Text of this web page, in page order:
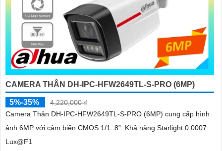
CAMERA THÂN DH-IPC-HFW2649TL-S-PRO (6MP)
5%-35%
4,220,000 ₫
Camera Thân DH-IPC-HFW2649TL-S-PRO (6MP) cung cấp hình
ảnh 6MP với cảm biến CMOS 1/1. 8”. Khả năng Starlight 0.0007
Lux@F1